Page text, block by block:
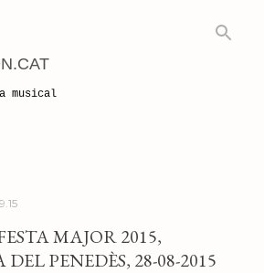
musical
MAJOR 2015,
PENEDÈS, 28-08-2015